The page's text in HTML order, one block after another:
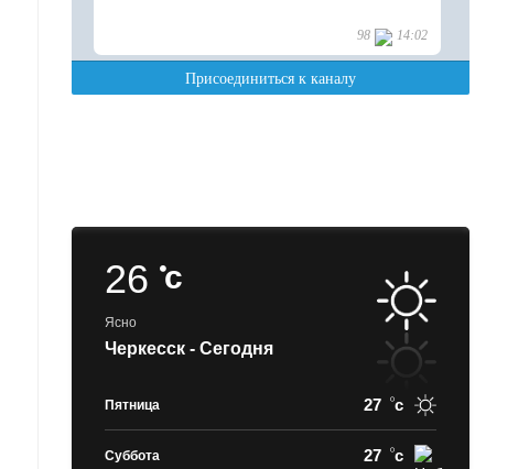
26c
Ясно
Черкесск - Сегодня
Пятница 27 c
Суббота 27 c